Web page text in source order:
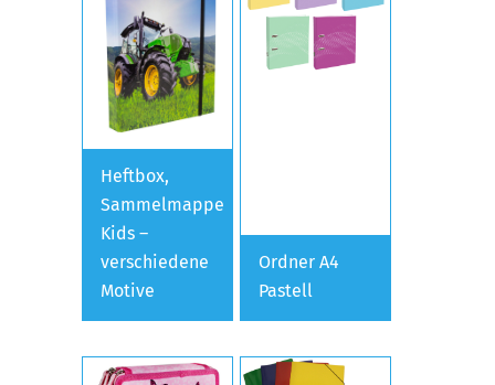
Heftbox,
Sammelmappe
Kids –
verschiedene
Motive
Ordner A4
Pastell